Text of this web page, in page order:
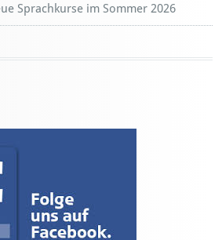
Sprachkurse im Sommer 2026